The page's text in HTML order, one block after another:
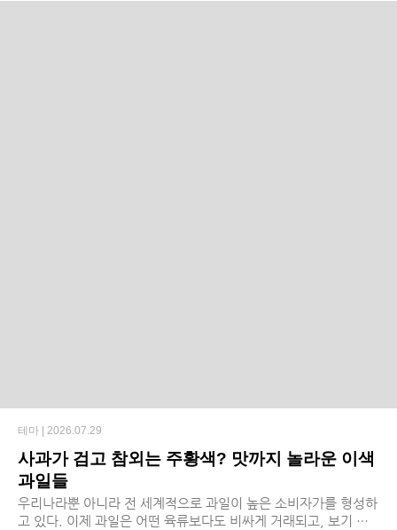
사과가 검고 참외는 주황색? 맛까지 놀라운 이색
과일들
우리나라뿐 아니라 전 세계적으로 과일이 높은 소비자가를 형성하
고 있다. 이제 과일은 어떤 육류보다도 비싸게 거래되고, 보기 힘
테마 | 2026.07.29